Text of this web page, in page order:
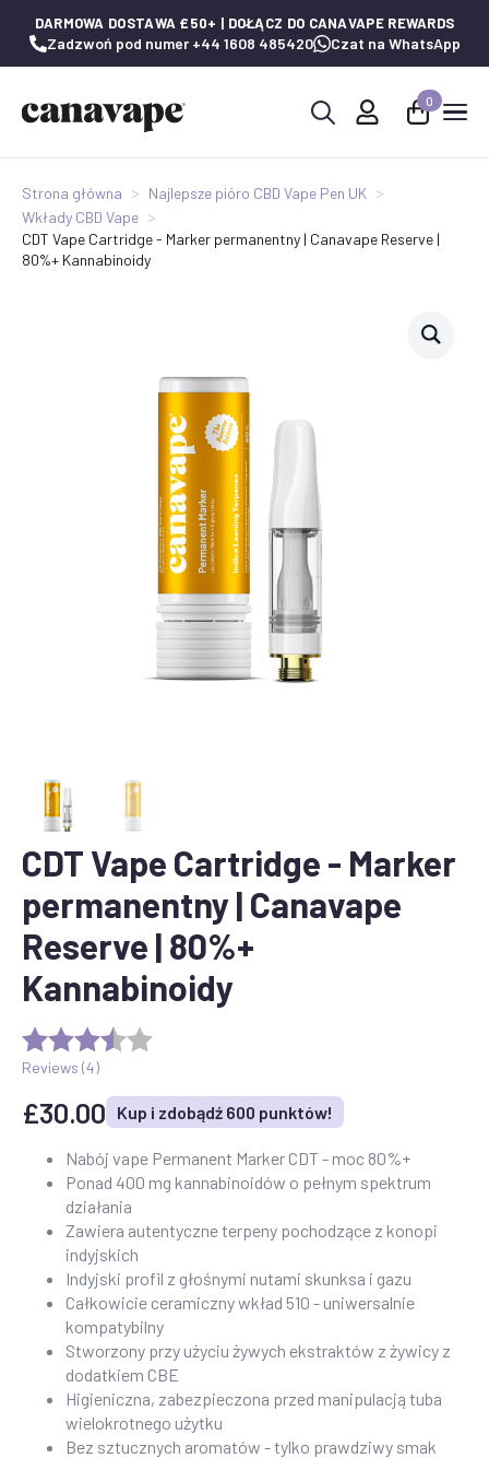
DARMOWA DOSTAWA £50+ | DOŁĄCZ DO CANAVAPE REWARDS
Zadzwoń pod numer +44 1608 485420 Czat na WhatsApp
0
Strona główna
Najlepsze pióro CBD Vape Pen UK
Wkłady CBD Vape
CDT Vape Cartridge - Marker permanentny | Canavape Reserve |
80%+ Kannabinoidy
CDT Vape Cartridge - Marker
permanentny | Canavape
Reserve | 80%+
Kannabinoidy
Reviews (4)
£30.00 Kup i zdobądź 600 punktów!
Nabój vape Permanent Marker CDT - moc 80%+
Ponad 400 mg kannabinoidów o pełnym spektrum
działania
Zawiera autentyczne terpeny pochodzące z konopi
indyjskich
Indyjski profil z głośnymi nutami skunksa i gazu
Całkowicie ceramiczny wkład 510 - uniwersalnie
kompatybilny
Stworzony przy użyciu żywych ekstraktów z żywicy z
dodatkiem CBE
Higieniczna, zabezpieczona przed manipulacją tuba
wielokrotnego użytku
Bez sztucznych aromatów - tylko prawdziwy smak